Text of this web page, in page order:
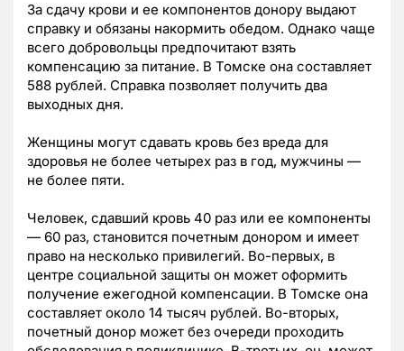
За сдачу крови и ее компонентов донору выдают
справку и обязаны накормить обедом. Однако чаще
всего добровольцы предпочитают взять
компенсацию за питание. В Томске она составляет
588 рублей. Справка позволяет получить два
выходных дня.
Женщины могут сдавать кровь без вреда для
здоровья не более четырех раз в год, мужчины —
не более пяти.
Человек, сдавший кровь 40 раз или ее компоненты
— 60 раз, становится почетным донором и имеет
право на несколько привилегий. Во-первых, в
центре социальной защиты он может оформить
получение ежегодной компенсации. В Томске она
составляет около 14 тысяч рублей. Во-вторых,
почетный донор может без очереди проходить